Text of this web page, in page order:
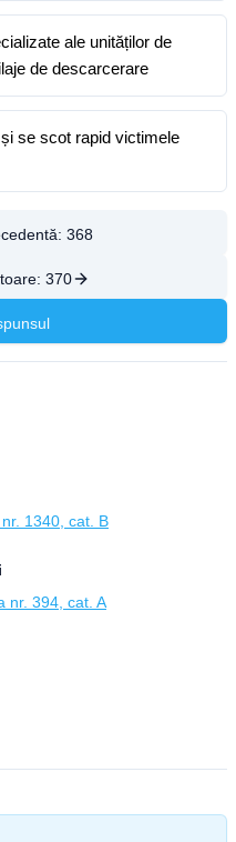
ale unităților de
de descarcerare
se scot rapid victimele
368
370
1340, cat. B
nr. 394, cat. A